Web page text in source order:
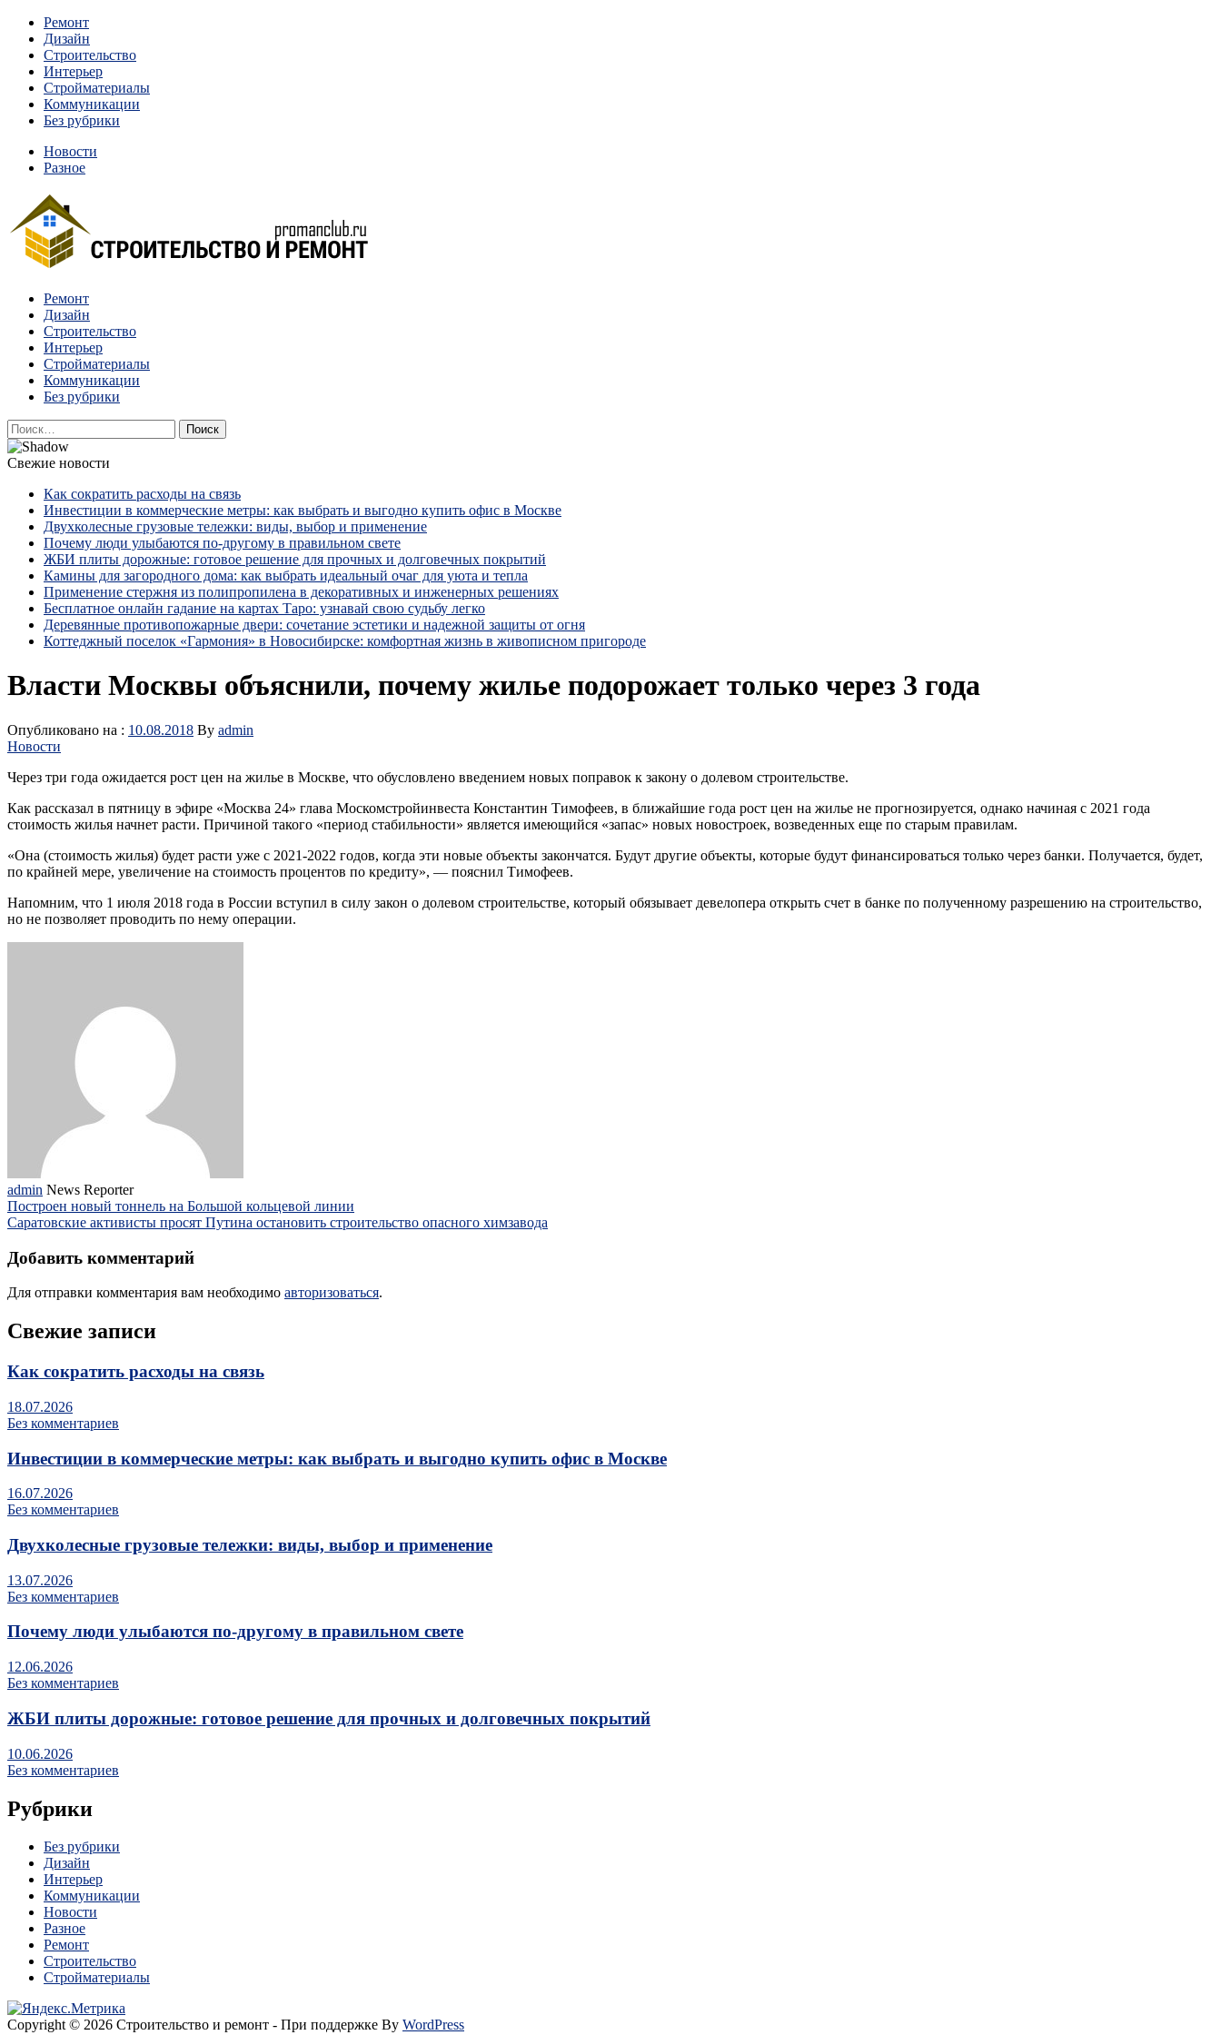
Перейти
содержимому
Ремонт
Дизайн
Строительство
Интерьер
Стройматериалы
Коммуникации
Без рубрики
Новости
Разное
Строительство и ремонт
Квартиры и дома, в которых живут разные люди, очень отличаются между собой.
Ремонт
Дизайн
Строительство
Интерьер
Стройматериалы
Коммуникации
Без рубрики
Найти:
Свежие новости
Как сократить расходы на связь
Инвестиции в коммерческие метры: как выбрать и выгодно купить офис в Москве
Двухколесные грузовые тележки: виды, выбор и применение
Почему люди улыбаются по‑другому в правильном свете
ЖБИ плиты дорожные: готовое решение для прочных и долговечных покрытий
Камины для загородного дома: как выбрать идеальный очаг для уюта и тепла
Применение стержня из полипропилена в декоративных и инженерных решениях
Бесплатное онлайн гадание на картах Таро: узнавай свою судьбу легко
Деревянные противопожарные двери: сочетание эстетики и надежной защиты от огня
Коттеджный поселок «Гармония» в Новосибирске: комфортная жизнь в живописном пригороде
Власти Москвы объяснили, почему жилье подорожает только через 3 года
Опубликовано на : 10.08.2018 By admin
Новости
Через три года ожидается рост цен на жилье в Москве, что обусловлено введением новых поправок к закону о долевом строительстве.
Как рассказал в пятницу в эфире «Москва 24» глава Москомстройинвеста Константин Тимофеев, в ближайшие года рост цен на жилье не прогнозируется, однако начиная с 2021 года
стоимость жилья начнет расти. Причиной такого «период стабильности» является имеющийся «запас» новых новостроек, возведенных еще по старым правилам.
«Она (стоимость жилья) будет расти уже с 2021-2022 годов, когда эти новые объекты закончатся. Будут другие объекты, которые будут финансироваться только через банки. Получается, будет,
по крайней мере, увеличение на стоимость процентов по кредиту», — пояснил Тимофеев.
Напомним, что 1 июля 2018 года в России вступил в силу закон о долевом строительстве, который обязывает девелопера открыть счет в банке по полученному разрешению на строительство,
но не позволяет проводить по нему операции.
admin News Reporter
Построен новый тоннель на Большой кольцевой линии
Саратовские активисты просят Путина остановить строительство опасного химзавода
Добавить комментарий
Для отправки комментария вам необходимо авторизоваться.
Свежие записи
Как сократить расходы на связь
18.07.2026
Без комментариев
Инвестиции в коммерческие метры: как выбрать и выгодно купить офис в Москве
16.07.2026
Без комментариев
Двухколесные грузовые тележки: виды, выбор и применение
13.07.2026
Без комментариев
Почему люди улыбаются по‑другому в правильном свете
12.06.2026
Без комментариев
ЖБИ плиты дорожные: готовое решение для прочных и долговечных покрытий
10.06.2026
Без комментариев
Рубрики
Без рубрики
Дизайн
Интерьер
Коммуникации
Новости
Разное
Ремонт
Строительство
Стройматериалы
Copyright © 2026 Строительство и ремонт - При поддержке By WordPress